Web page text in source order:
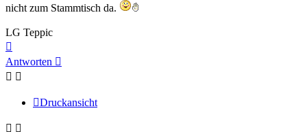
nicht zum Stammtisch da.
LG Teppic
oben
Antworten
Druckansicht